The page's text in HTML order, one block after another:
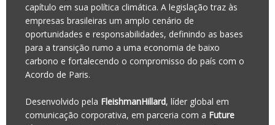
capítulo em sua política climática. A legislação traz às
empresas brasileiras um amplo cenário de
oportunidades e responsabilidades, definindo as bases
para a transição rumo a uma economia de baixo
carbono e fortalecendo o compromisso do país com o
Acordo de Paris.
Desenvolvido pela FleishmanHillard, líder global em
comunicação corporativa, em parceria com a Future